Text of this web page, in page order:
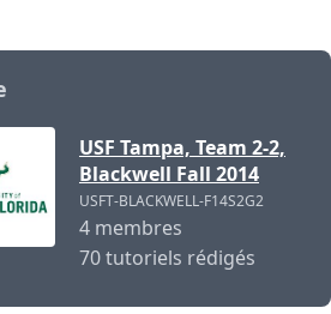
USF Tampa, Team 2-2,
Blackwell Fall 2014
USFT-BLACKWELL-F14S2G2
4 membres
70 tutoriels rédigés